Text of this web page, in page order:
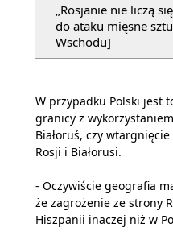
„Rosjanie nie liczą
do ataku mięsne
Wschodu]
W przypadku Polski jest
granicy z
Białoruś, czy
Rosji i Białorusi.
- Oczywiście geografia
że zagrożenie ze strony
Hiszpanii inaczej niż w